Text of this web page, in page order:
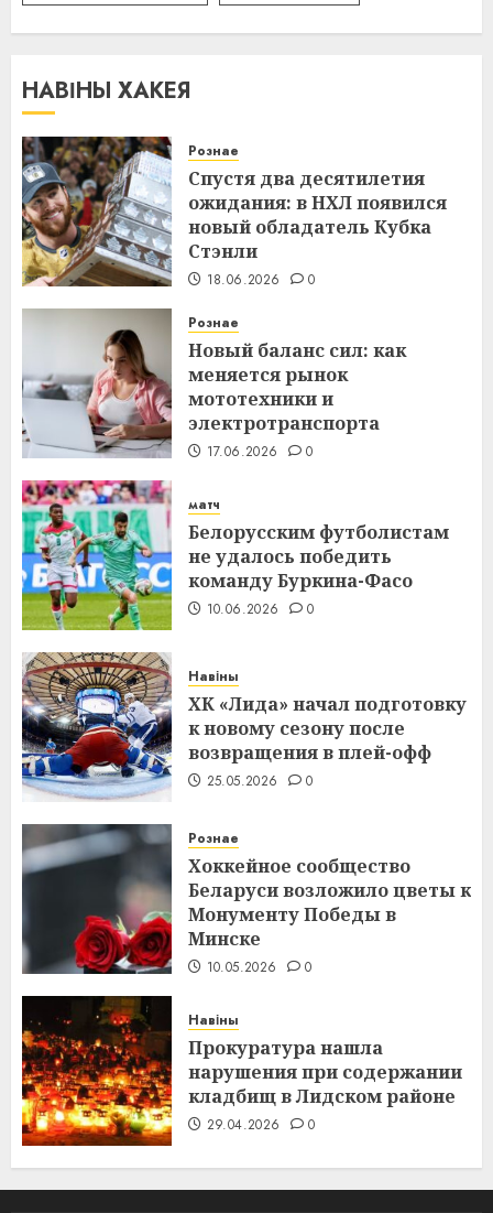
НАВІНЫ ХАКЕЯ
Рознае
Спустя два десятилетия
ожидания: в НХЛ появился
новый обладатель Кубка
Стэнли
18.06.2026 0
Рознае
Новый баланс сил: как
меняется рынок
мототехники и
электротранспорта
17.06.2026 0
матч
Белорусским футболистам
не удалось победить
команду Буркина-Фасо
10.06.2026 0
Навіны
ХК «Лида» начал подготовку
к новому сезону после
возвращения в плей-офф
25.05.2026 0
Рознае
Хоккейное сообщество
Беларуси возложило цветы к
Монументу Победы в
Минске
10.05.2026 0
Навіны
Прокуратура нашла
нарушения при содержании
кладбищ в Лидском районе
29.04.2026 0